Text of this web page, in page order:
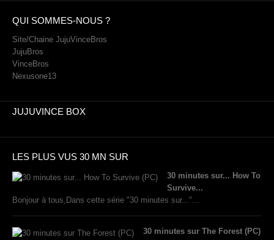
QUI SOMMES-NOUS ?
Site/Chaine JujuVinceBros
JujuBros
VinceBros
Nexusone13
JUJUVINCE BOX
LES PLUS VUS 30 MN SUR
30 minutes sur... How To
Survive...
Bonjour à tous,Dans cette série "30 minutes sur..."...
30 minutes sur The Forest (PC)